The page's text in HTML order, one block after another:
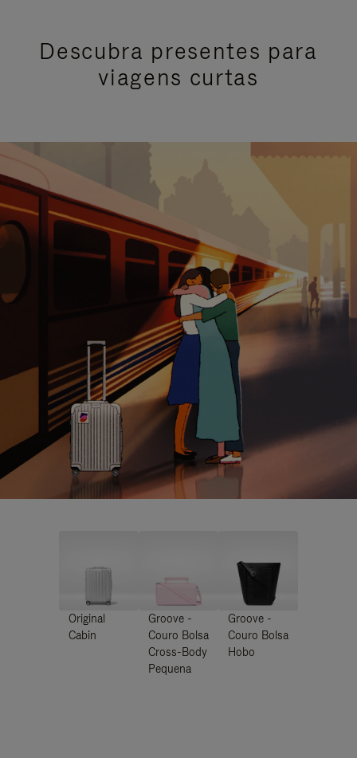
Descubra presentes para
viagens curtas
Original
Cabin
Groove -
Couro Bolsa
Cross-Body
Pequena
Groove -
Couro Bolsa
Hobo